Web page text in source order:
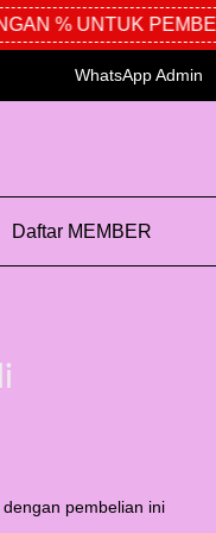
% UNTUK
WhatsApp Admin
Daftar MEMBER
pembelian ini